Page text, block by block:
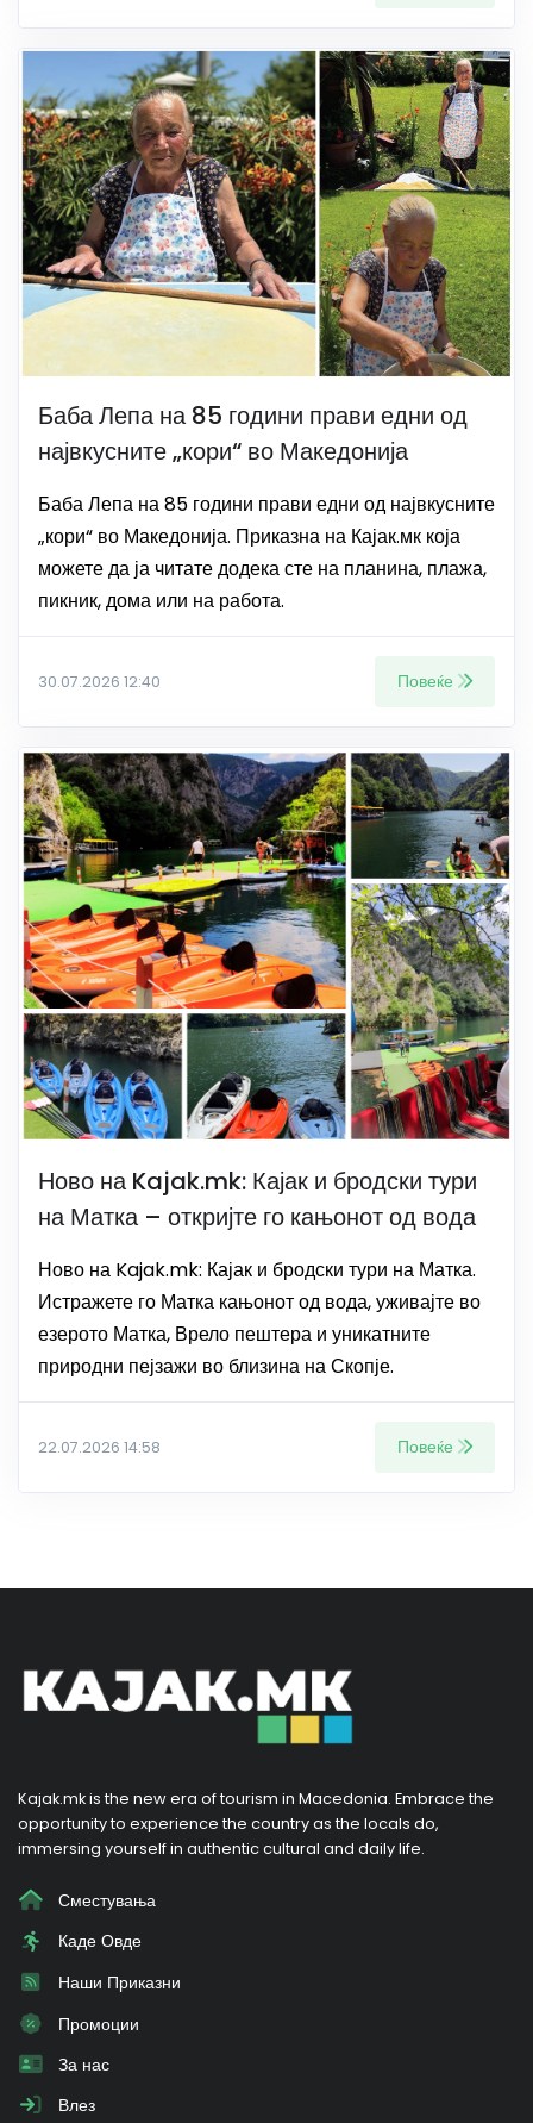
Баба Лепа на 85 години прави едни од
највкусните „кори“ во Македонија
Баба Лепа на 85 години прави едни од највкусните
„кори“ во Македонија. Приказна на Кајак.мк која
можете да ја читате додека сте на планина, плажа,
пикник, дома или на работа.
30.07.2026 12:40 Повеќе
Ново на Kajak.mk: Кајак и бродски тури
на Матка – откријте го кањонот од вода
Ново на Kajak.mk: Кајак и бродски тури на Матка.
Истражете го Матка кањонот од вода, уживајте во
езерото Матка, Врело пештера и уникатните
природни пејзажи во близина на Скопје.
22.07.2026 14:58 Повеќе
Kajak.mk is the new era of tourism in Macedonia. Embrace the
opportunity to experience the country as the locals do,
immersing yourself in authentic cultural and daily life.
Сместувања
Каде Овде
Наши Приказни
Промоции
За нас
Влез